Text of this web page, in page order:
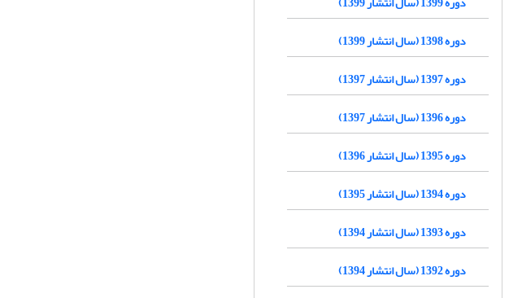
دوره 1398 (سال انتشار 1399)
دوره 1397 (سال انتشار 1397)
دوره 1396 (سال انتشار 1397)
دوره 1395 (سال انتشار 1396)
دوره 1394 (سال انتشار 1395)
دوره 1393 (سال انتشار 1394)
دوره 1392 (سال انتشار 1394)